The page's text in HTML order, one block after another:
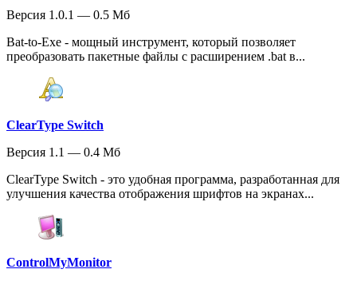
Версия 1.0.1 — 0.5 Мб
Bat-to-Exe - мощный инструмент, который позволяет
преобразовать пакетные файлы с расширением .bat в...
ClearType Switch
Версия 1.1 — 0.4 Мб
ClearType Switch - это удобная программа, разработанная для
улучшения качества отображения шрифтов на экранах...
ControlMyMonitor